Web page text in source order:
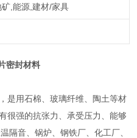
,能源,建材/家具
密封材料
是用石棉、玻璃纤维、陶土等材
很强的抗张力、承受压力、能够
隔音、锅炉、钢铁厂、化工厂、